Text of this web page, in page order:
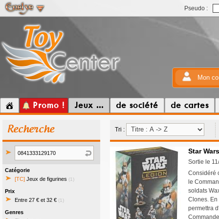
Pseudo :
Mon
Promo ! Jeux ... de société de cartes
Recherche
Catégorie
[TC] Jeux de figurines (1)
Prix
Entre 27 € et 32 € (1)
Genres
Tri :
Star
Sortie le
Considéré
le
soldats
Clones. En
permettra